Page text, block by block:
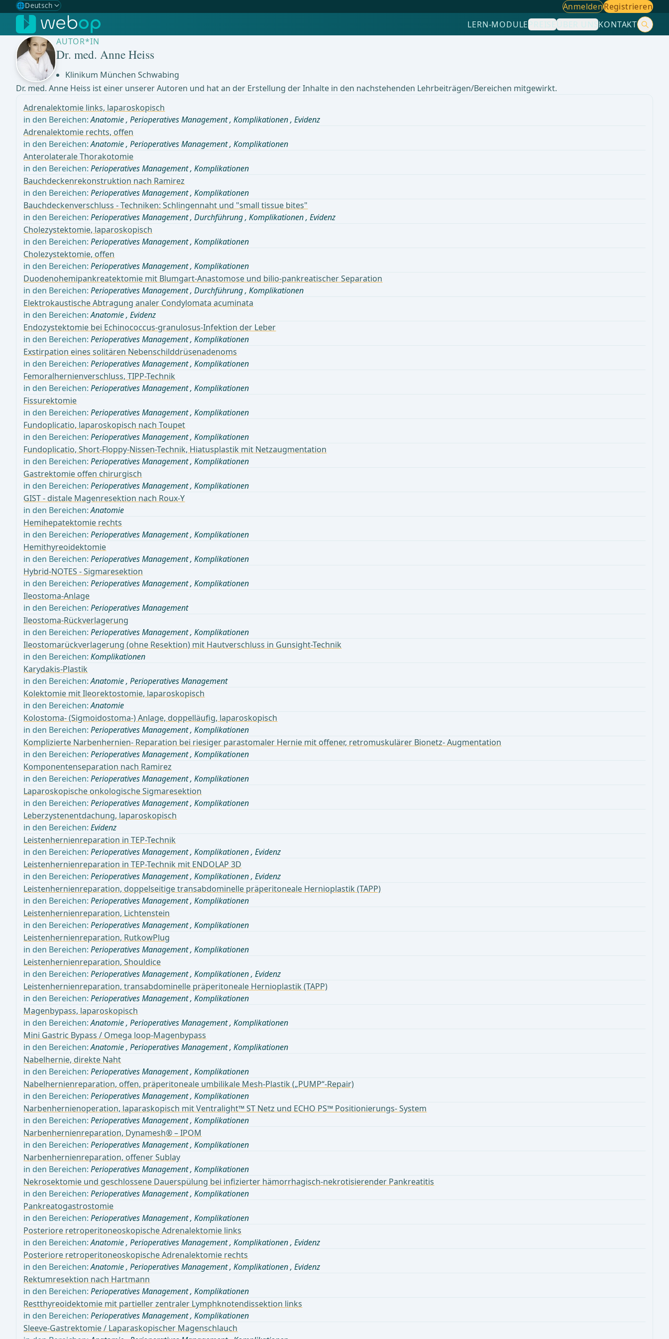
🌐Deutsch
Gewählte Sprache: Deutsch
🇩🇪 Deutsch ✓
🇬🇧English
Spanisch
🇧🇷Brasilianisch
AnmeldenRegistrieren
LERN-MODULEPREISEÜBER UNSKONTAKT
AUTOR*IN
Dr. med. Anne Heiss
Klinikum München Schwabing
Dr. med. Anne Heiss ist einer unserer Autoren und hat an der Erstellung der Inhalte in den nachstehenden Lehrbeiträgen/Bereichen mitgewirkt.
Adrenalektomie links, laparoskopisch
in den Bereichen:Anatomie,Perioperatives Management,Komplikationen,Evidenz
Adrenalektomie rechts, offen
in den Bereichen:Anatomie,Perioperatives Management,Komplikationen
Anterolaterale Thorakotomie
in den Bereichen:Perioperatives Management,Komplikationen
Bauchdeckenrekonstruktion nach Ramirez
in den Bereichen:Perioperatives Management,Komplikationen
Bauchdeckenverschluss - Techniken: Schlingennaht und "small tissue bites"
in den Bereichen:Perioperatives Management,Durchführung,Komplikationen,Evidenz
Cholezystektomie, laparoskopisch
in den Bereichen:Perioperatives Management,Komplikationen
Cholezystektomie, offen
in den Bereichen:Perioperatives Management,Komplikationen
Duodenohemipankreatektomie mit Blumgart-Anastomose und bilio-pankreatischer Separation
in den Bereichen:Perioperatives Management,Durchführung,Komplikationen
Elektrokaustische Abtragung analer Condylomata acuminata
in den Bereichen:Anatomie,Evidenz
Endozystektomie bei Echinococcus-granulosus-Infektion der Leber
in den Bereichen:Perioperatives Management,Komplikationen
Exstirpation eines solitären Nebenschilddrüsenadenoms
in den Bereichen:Perioperatives Management,Komplikationen
Femoralhernienverschluss, TIPP-Technik
in den Bereichen:Perioperatives Management,Komplikationen
Fissurektomie
in den Bereichen:Perioperatives Management,Komplikationen
Fundoplicatio, laparoskopisch nach Toupet
in den Bereichen:Perioperatives Management,Komplikationen
Fundoplicatio, Short-Floppy-Nissen-Technik, Hiatusplastik mit Netzaugmentation
in den Bereichen:Perioperatives Management,Komplikationen
Gastrektomie offen chirurgisch
in den Bereichen:Perioperatives Management,Komplikationen
GIST - distale Magenresektion nach Roux-Y
in den Bereichen:Anatomie
Hemihepatektomie rechts
in den Bereichen:Perioperatives Management,Komplikationen
Hemithyreoidektomie
in den Bereichen:Perioperatives Management,Komplikationen
Hybrid-NOTES - Sigmaresektion
in den Bereichen:Perioperatives Management,Komplikationen
Ileostoma-Anlage
in den Bereichen:Perioperatives Management
Ileostoma-Rückverlagerung
in den Bereichen:Perioperatives Management,Komplikationen
Ileostomarückverlagerung (ohne Resektion) mit Hautverschluss in Gunsight-Technik
in den Bereichen:Komplikationen
Karydakis-Plastik
in den Bereichen:Anatomie,Perioperatives Management
Kolektomie mit Ileorektostomie, laparoskopisch
in den Bereichen:Anatomie
Kolostoma- (Sigmoidostoma-) Anlage, doppelläufig, laparoskopisch
in den Bereichen:Perioperatives Management,Komplikationen
Komplizierte Narbenhernien- Reparation bei riesiger parastomaler Hernie mit offener, retromuskulärer Bionetz- Augmentation
in den Bereichen:Perioperatives Management,Komplikationen
Komponentenseparation nach Ramirez
in den Bereichen:Perioperatives Management,Komplikationen
Laparoskopische onkologische Sigmaresektion
in den Bereichen:Perioperatives Management,Komplikationen
Leberzystenentdachung, laparoskopisch
in den Bereichen:Evidenz
Leistenhernienreparation in TEP-Technik
in den Bereichen:Perioperatives Management,Komplikationen,Evidenz
Leistenhernienreparation in TEP-Technik mit ENDOLAP 3D
in den Bereichen:Perioperatives Management,Komplikationen,Evidenz
Leistenhernienreparation, doppelseitige transabdominelle präperitoneale Hernioplastik (TAPP)
in den Bereichen:Perioperatives Management,Komplikationen
Leistenhernienreparation, Lichtenstein
in den Bereichen:Perioperatives Management,Komplikationen
Leistenhernienreparation, RutkowPlug
in den Bereichen:Perioperatives Management,Komplikationen
Leistenhernienreparation, Shouldice
in den Bereichen:Perioperatives Management,Komplikationen,Evidenz
Leistenhernienreparation, transabdominelle präperitoneale Hernioplastik (TAPP)
in den Bereichen:Perioperatives Management,Komplikationen
Magenbypass, laparoskopisch
in den Bereichen:Anatomie,Perioperatives Management,Komplikationen
Mini Gastric Bypass / Omega loop-Magenbypass
in den Bereichen:Anatomie,Perioperatives Management,Komplikationen
Nabelhernie, direkte Naht
in den Bereichen:Perioperatives Management,Komplikationen
Nabelhernienreparation, offen, präperitoneale umbilikale Mesh-Plastik („PUMP“-Repair)
in den Bereichen:Perioperatives Management,Komplikationen
Narbenhernienoperation, laparaskopisch mit Ventralight™ ST Netz und ECHO PS™ Positionierungs- System
in den Bereichen:Perioperatives Management,Komplikationen
Narbenhernienreparation, Dynamesh® – IPOM
in den Bereichen:Perioperatives Management,Komplikationen
Narbenhernienreparation, offener Sublay
in den Bereichen:Perioperatives Management,Komplikationen
Nekrosektomie und geschlossene Dauerspülung bei infizierter hämorrhagisch-nekrotisierender Pankreatitis
in den Bereichen:Perioperatives Management,Komplikationen
Pankreatogastrostomie
in den Bereichen:Perioperatives Management,Komplikationen
Posteriore retroperitoneoskopische Adrenalektomie links
in den Bereichen:Anatomie,Perioperatives Management,Komplikationen,Evidenz
Posteriore retroperitoneoskopische Adrenalektomie rechts
in den Bereichen:Anatomie,Perioperatives Management,Komplikationen,Evidenz
Rektumresektion nach Hartmann
in den Bereichen:Perioperatives Management,Komplikationen
Restthyreoidektomie mit partieller zentraler Lymphknotendissektion links
in den Bereichen:Perioperatives Management,Komplikationen
Sleeve-Gastrektomie / Laparaskopischer Magenschlauch